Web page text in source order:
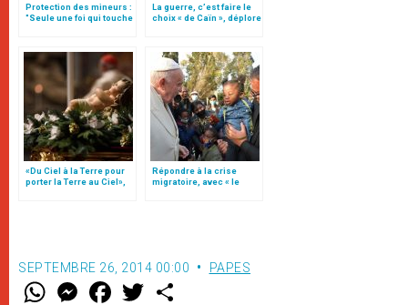
Protection des mineurs :
"Seule une foi qui touche
Tagle (texte complet)
La guerre, c’est faire le
choix « de Caïn », déplore
«Du Ciel à la Terre pour
porter la Terre au Ciel»,
Répondre à la crise
migratoire, avec « le
SEPTEMBRE 26, 2014 00:00 PAPES
W M
e
F
a w